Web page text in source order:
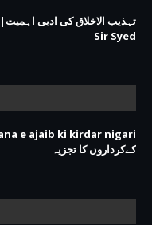
Sir Syed
کےکرداروں کا تجزیہ